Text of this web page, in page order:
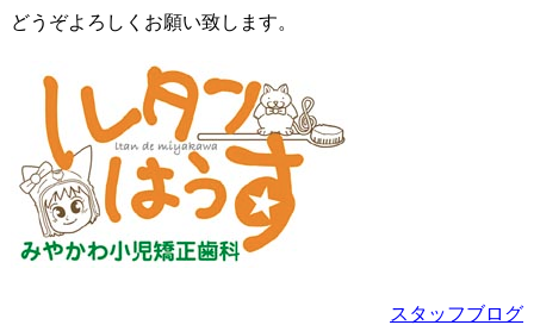
どうぞよろしくお願い致します。
スタッフブログ